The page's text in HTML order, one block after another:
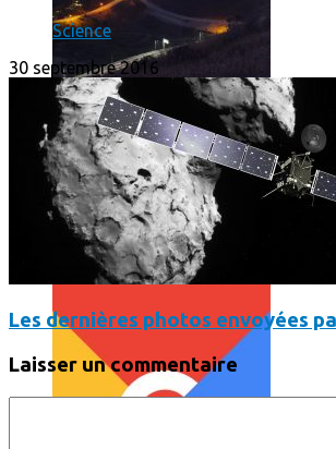
Print’Minute
Print'Minute
Pourquoi les outils de Google sont-
Science
30 septembre 2016
Les dernières photos envoyées
Laisser un commentaire